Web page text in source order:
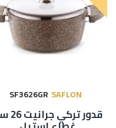
SAFLON
SF3626GR
قدور